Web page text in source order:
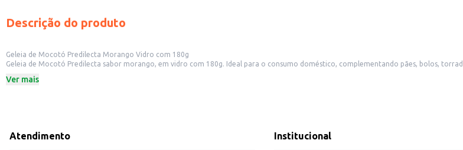
Descrição do produto
Geleia de Mocotó Predilecta Morango Vidro com 180g
Geleia de Mocotó Predilecta sabor morango, em vidro com 180g. Ideal para o consumo doméstico, complementando pães, bolos,
Marca: Predilecta
Recheio para bolos e tortas.
Ver mais
Atendimento Institucional